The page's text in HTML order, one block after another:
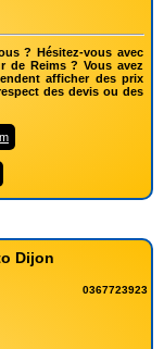
? Hésitez-vous avec
de Reims ? Vous avez
afficher des prix
des devis ou des
Dijon
0367723923